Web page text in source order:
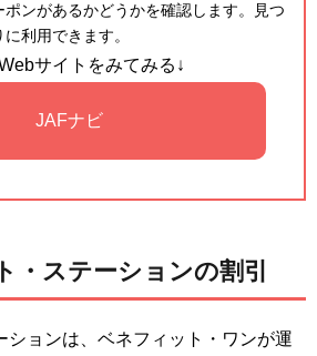
ンがあるかどうかを確認します。見つ
利用できます。
サイトをみてみる↓
JAFナビ
・ステーションの割引
ションは、ベネフィット・ワンが運